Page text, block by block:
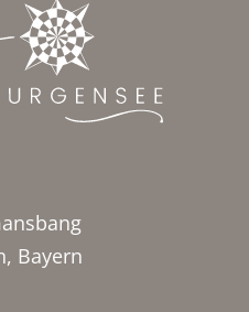
Bayern